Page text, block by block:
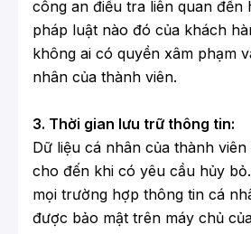
công an điều tra liên quan đến
pháp luật nào đó của khách
không ai có quyền xâm phạm
nhân của thành viên.
3. Thời gian lưu trữ thông tin:
Dữ liệu cá nhân của thành
cho đến khi có yêu cầu hủy
mọi trường hợp thông tin cá
được bảo mật trên máy chủ